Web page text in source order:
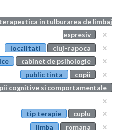
in tulburarea de limbaj
expresiv
localitati
cluj-napoca
cabinet de psihologie
public tinta
copii
cognitive si comportamentale
tip terapie
cuplu
limba
romana